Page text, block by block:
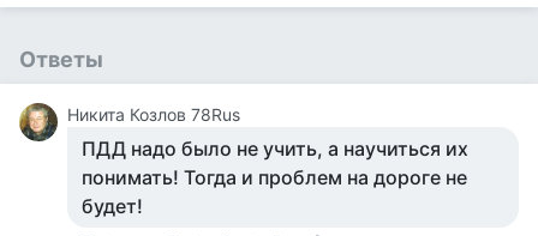
Ответы
Никита Козлов 78Rus
ПДД надо было не учить, а научиться их
понимать! Тогда и проблем на дороге не
будет!